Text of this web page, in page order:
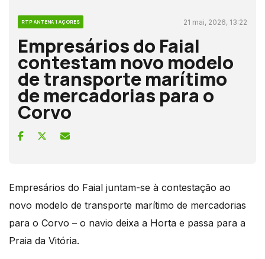
RTP ANTENA 1 AÇORES 21 mai, 2026, 13:22
Empresários do Faial
contestam novo modelo
de transporte marítimo
de mercadorias para o
Corvo
Empresários do Faial juntam-se à contestação ao
novo modelo de transporte marítimo de mercadorias
para o Corvo – o navio deixa a Horta e passa para a
Praia da Vitória.